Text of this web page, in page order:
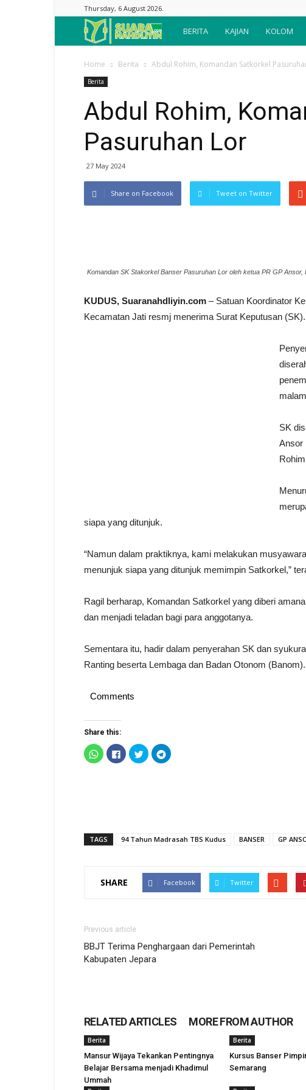
Thursday, 6 August 2026.
Suara
Nahdliyin
BERITA KAJIAN KOLOM
Home Berita Abdul Rohim, Komandan Satkorkel
Berita
Abdul Rohim,
Pasuruhan Lor
27 May 2024
Share on Facebook Tweet on Twitter
Komandan SK Stakorkel Banser Pasuruhan Lor oleh ketua PR GP Ansor,
KUDUS, Suaranahdliyin.com – Satuan Koordinator
Kecamatan Jati resmj menerima Surat Keputusan (SK).
SK
Ansor
siapa yang ditunjuk.
“Namun dalam praktiknya, kami melakukan
menunjuk siapa yang ditunjuk memimpin Satkorkel,”
Ragil berharap, Komandan Satkorkel yang diberi
dan menjadi teladan bagi para anggotanya.
Sementara itu, hadir dalam penyerahan SK dan
Ranting beserta Lembaga dan Badan Otonom
Comments
Share this:
Click
to
share
Click
to
share
Click
to
share
Click
to
TAGS 94 Tahun Madrasah TBS Kudus BANSER GP
SHARE Facebook Twitter
Previous article
BBJT Terima Penghargaan dari Pemerintah
Kabupaten Jepara
RELATED ARTICLES MORE FROM AUTHOR
Berita
Mansur Wijaya Tekankan Pentingnya
Belajar Bersama menjadi Khadimul
Ummah
Berita
Kursus Banser
Semarang